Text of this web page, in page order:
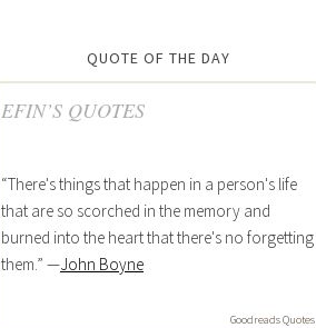
QUOTE OF THE DAY
EFIN’S QUOTES
“There's things that happen in a person's life
that are so scorched in the memory and
burned into the heart that there's no forgetting
them.” —John Boyne
Goodreads Quotes